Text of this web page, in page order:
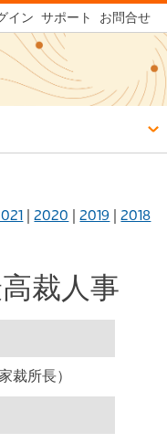
イン サポート お問合せ
|2020 |2019 |2018
裁人事
裁所長）